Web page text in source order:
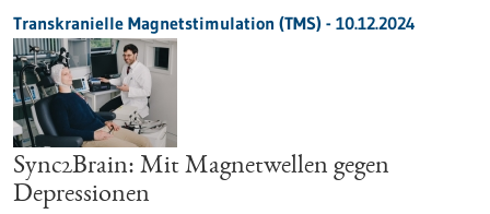
Transkranielle Magnetstimulation (TMS) - 10.12.2024
Sync2Brain: Mit Magnetwellen gegen
Depressionen